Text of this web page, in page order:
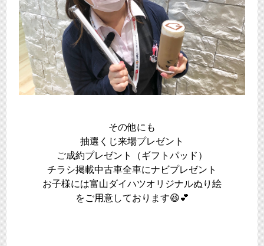
その他にも
抽選くじ来場プレゼント
ご成約プレゼント（ギフトパッド）
チラシ掲載中古車全車にナビプレゼント
お子様には富山ダイハツオリジナルぬり絵
をご用意しております😆💕